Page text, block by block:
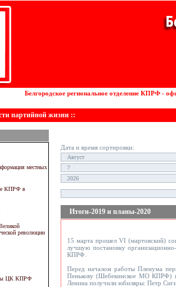
Белгородское региональное отделение КПРФ -
партийной жизни ::
местных
КПРФ в
революции
ЦК КПРФ
Дата и время сортировки:
Итоги-2019 и планы-2020
15 марта прошел VI (мартовский)
лучшую постановку
КПРФ.
Перед началом работы Пленума
Пенькову (Шебекинское МО КПРФ)
Ленина получили юбиляры: Петр